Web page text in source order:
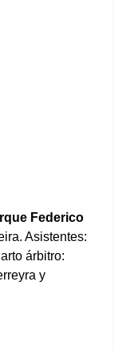
Federico
Asistentes:
árbitro:
y